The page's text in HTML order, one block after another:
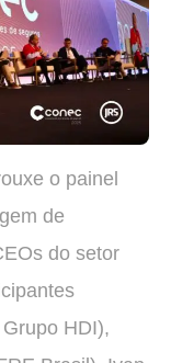
o painel
de
do setor
HDI),